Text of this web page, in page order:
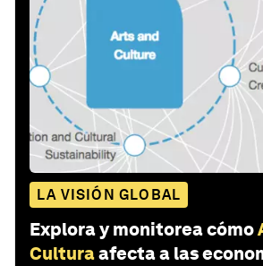
LA VISIÓN GLOBAL
Explora y monitorea cómo
Culturaafecta a las